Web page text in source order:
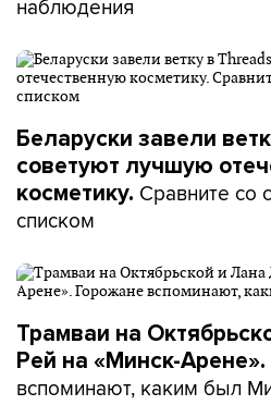
наблюдения
Беларуски завели
советуют лучшую
косметику. Сравните со
списком
Трамваи на
Рей на «Минск-Арене».
вспоминают, каким был